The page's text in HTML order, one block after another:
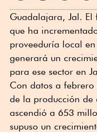
Guadalajara, Jal. El
que ha
proveeduría local
generará un
para ese sector en
Con datos a
de la producción de
ascendió a 653
supuso un